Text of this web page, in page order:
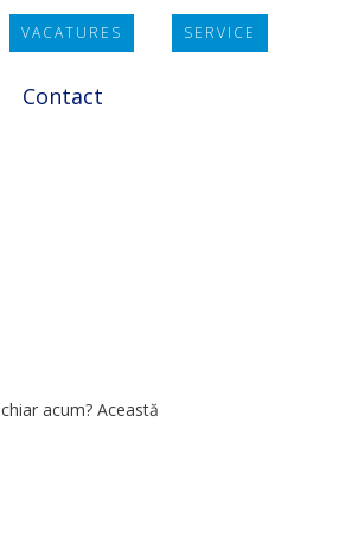
VACATURES SERVICE
Contact
chiar acum? Această